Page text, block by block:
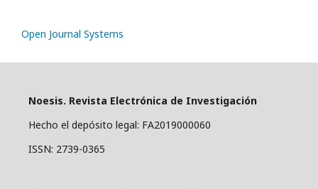
Open Journal Systems
Noesis. Revista Electrónica de Investigación
Hecho el depósito legal: FA2019000060
ISSN: 2739-0365